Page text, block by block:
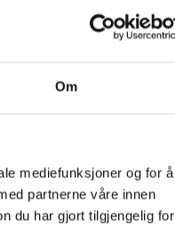
Om
mediefunksjoner og for å
partnerne våre innen
du har gjort tilgjengelig for